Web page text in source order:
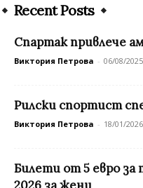
Recent Posts
Спартак привлече
Виктория Петрова - 06/08/2025
Рилски спортист
Виктория Петрова - 18/01/2026
Билети от 5 евро за